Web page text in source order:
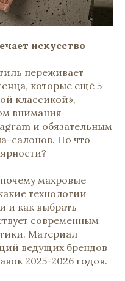
искусство
переживает
которые ещё 5
классикой»,
внимания
и обязательным
салонов. Но что
махровые
технологии
и как выбрать
современным
Материал
ведущих брендов
2025-2026 годов.